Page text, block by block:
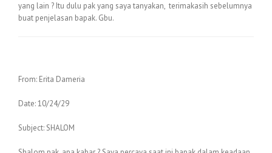
yang lain ? Itu dulu pak yang saya tanyakan, terimakasih sebelumnya
buat penjelasan bapak. Gbu.
From: Erita Dameria
Date: 10/24/29
Subject: SHALOM